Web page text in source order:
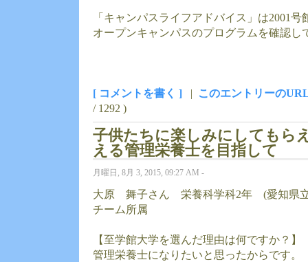
「キャンパスライフアドバイス」は2001
オープンキャンパスのプログラムを確認し
[ コメントを書く ] | このエントリーの
/ 1292 )
子供たちに楽しみにしてもら
える管理栄養士を目指して
月曜日, 8月 3, 2015, 09:27 AM -
大原 舞子さん 栄養科学科2年 (愛知県
チーム所属
【至学館大学を選んだ理由は何ですか？】
管理栄養士になりたいと思ったからです。